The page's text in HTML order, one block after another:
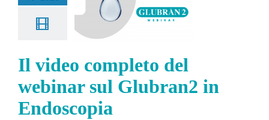
in
NotizieIl video completo del
webinar sul Glubran2 in
Endoscopia